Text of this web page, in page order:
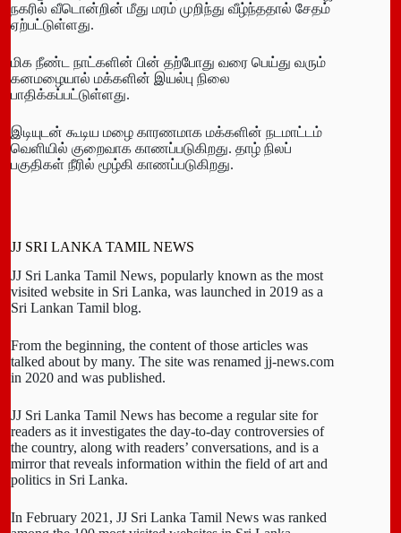
நகரில் வீடொன்றின் மீது மரம் முறிந்து வீழ்ந்ததால் சேதம்
ஏற்பட்டுள்ளது.
மிக நீண்ட நாட்களின் பின் தற்போது வரை பெய்து வரும்
கனமழையால் மக்களின் இயல்பு நிலை
பாதிக்கப்பட்டுள்ளது.
இடியுடன் கூடிய மழை காரணமாக மக்களின் நடமாட்டம்
வெளியில் குறைவாக காணப்படுகிறது. தாழ் நிலப்
பகுதிகள் நீரில் மூழ்கி காணப்படுகிறது.
JJ SRI LANKA TAMIL NEWS
JJ Sri Lanka Tamil News, popularly known as the most
visited website in Sri Lanka, was launched in 2019 as a
Sri Lankan Tamil blog.
From the beginning, the content of those articles was
talked about by many. The site was renamed jj-news.com
in 2020 and was published.
JJ Sri Lanka Tamil News has become a regular site for
readers as it investigates the day-to-day controversies of
the country, along with readers’ conversations, and is a
mirror that reveals information within the field of art and
politics in Sri Lanka.
In February 2021, JJ Sri Lanka Tamil News was ranked